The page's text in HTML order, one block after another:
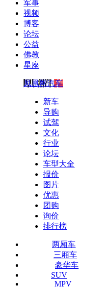
军事
视频
博客
论坛
公益
佛教
星座
凤凰网汽车
新车
导购
试驾
文化
行业
论坛
车型大全
报价
图片
优惠
团购
询价
排行榜
两厢车
三厢车
豪华车
SUV
MPV